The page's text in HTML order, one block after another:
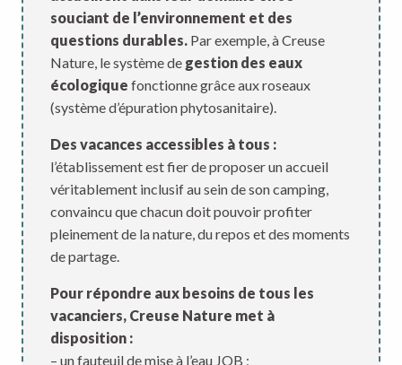
souciant de l’environnement et des
questions durables. Par exemple, à Creuse
Nature, le système de gestion des eaux
écologique fonctionne grâce aux roseaux
(système d’épuration phytosanitaire).
Des vacances accessibles à tous :
l’établissement est fier de proposer un accueil
véritablement inclusif au sein de son camping,
convaincu que chacun doit pouvoir profiter
pleinement de la nature, du repos et des moments
de partage.
Pour répondre aux besoins de tous les
vacanciers, Creuse Nature met à
disposition :
– un fauteuil de mise à l’eau JOB ;